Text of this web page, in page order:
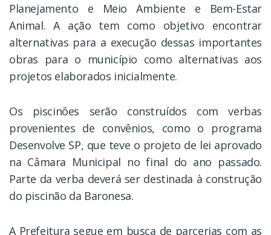
Planejamento e Meio Ambiente e Bem-Estar
Animal. A ação tem como objetivo encontrar
alternativas para a execução dessas importantes
obras para o município como alternativas aos
projetos elaborados inicialmente.
Os piscinões serão construídos com verbas
provenientes de convênios, como o programa
Desenvolve SP, que teve o projeto de lei aprovado
na Câmara Municipal no final do ano passado.
Parte da verba deverá ser destinada à construção
do piscinão da Baronesa.
A Prefeitura segue em busca de parcerias com as